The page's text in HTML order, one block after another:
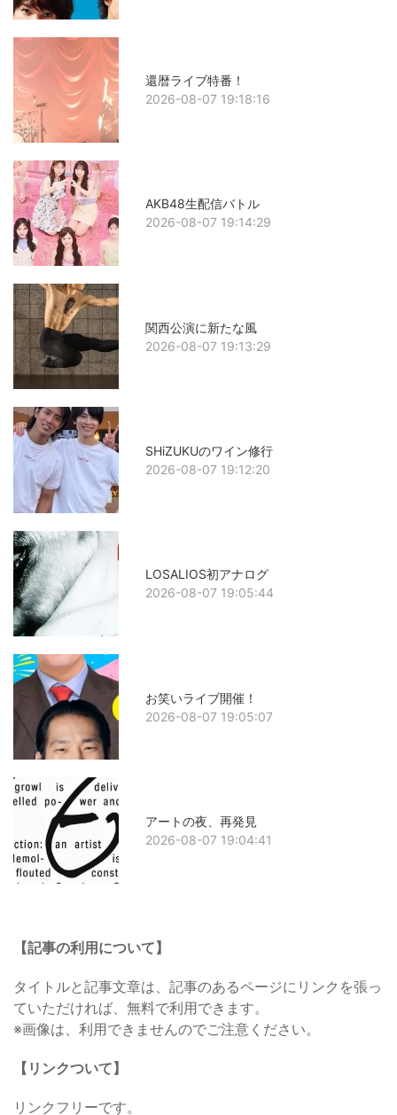
還暦ライブ特番！
2026-08-07 19:18:16
AKB48生配信バトル
2026-08-07 19:14:29
関西公演に新たな風
2026-08-07 19:13:29
SHiZUKUのワイン修行
2026-08-07 19:12:20
LOSALIOS初アナログ
2026-08-07 19:05:44
お笑いライブ開催！
2026-08-07 19:05:07
アートの夜、再発見
2026-08-07 19:04:41
【記事の利用について】
タイトルと記事文章は、記事のあるページにリンクを張っ
ていただければ、無料で利用できます。
※画像は、利用できませんのでご注意ください。
【リンクついて】
リンクフリーです。